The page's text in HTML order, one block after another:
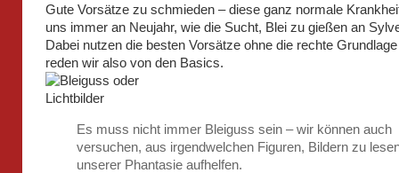
Gute Vorsätze zu schmieden – diese ganz normale
uns immer an Neujahr, wie die Sucht, Blei zu gießen an
Dabei nutzen die besten Vorsätze ohne die rechte
reden wir also von den Basics.
Es muss nicht immer Bleiguss sein – wir können auch
versuchen, aus irgendwelchen Figuren, Bildern zu
unserer Phantasie aufhelfen.